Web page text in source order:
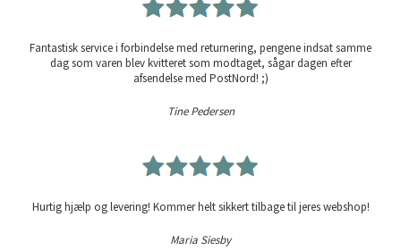
Fantastisk service i forbindelse med returnering, pengene indsat samme
dag som varen blev kvitteret som modtaget, sågar dagen efter
afsendelse med PostNord! ;)
Tine Pedersen
Hurtig hjælp og levering! Kommer helt sikkert tilbage til jeres webshop!
Maria Siesby